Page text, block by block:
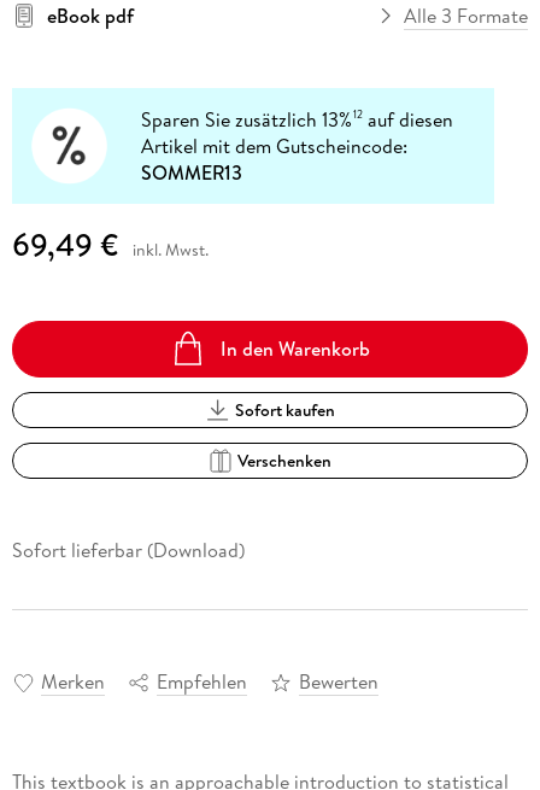
eBook pdf
Alle 3 Formate
Sparen Sie zusätzlich 13%12 auf diesen
Artikel mit dem Gutscheincode:
SOMMER13
69,49 € inkl. Mwst.
In den Warenkorb
Sofort kaufen
Verschenken
Sofort lieferbar (Download)
Merken Empfehlen Bewerten
This textbook is an approachable introduction to statistical